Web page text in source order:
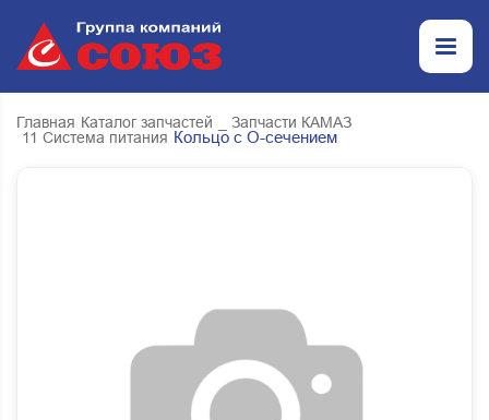
Главная Каталог запчастей
_ Запчасти КАМАЗ
11 Система питания Кольцо с О-сечением